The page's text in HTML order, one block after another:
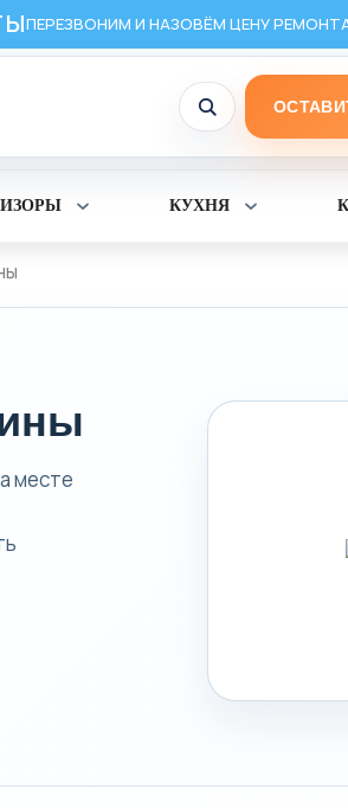
ПЕРЕЗВОНИМ И НАЗОВЁМ ЦЕНУ
Раскрыть КУХНЯ Раскрыть
месте